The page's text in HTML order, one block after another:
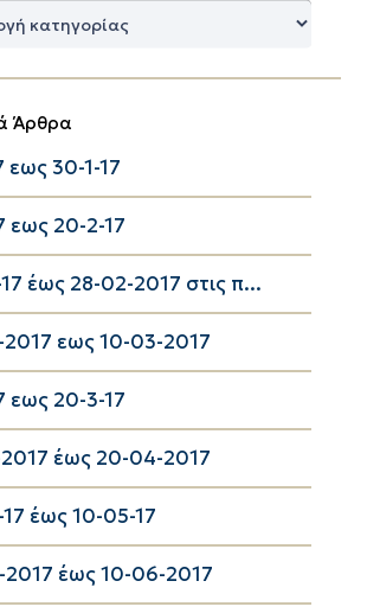
Άρθρα
εως 30-1-17
εως 20-2-17
έως 28-02-2017 στις π...
εως 10-03-2017
εως 20-3-17
έως 20-04-2017
έως 10-05-17
έως 10-06-2017